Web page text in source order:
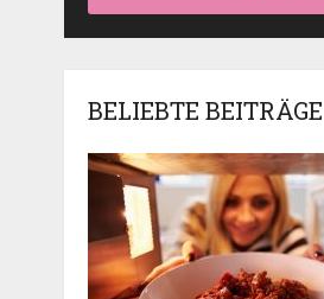
BELIEBTE BEITRÄGE